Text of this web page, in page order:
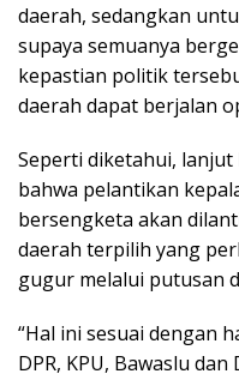
daerah, sedangkan
supaya semuanya
kepastian politik
daerah dapat berjalan
Seperti diketahui,
bahwa pelantikan
bersengketa akan
daerah terpilih yang
gugur melalui putusan
“Hal ini sesuai dengan
DPR, KPU, Bawaslu